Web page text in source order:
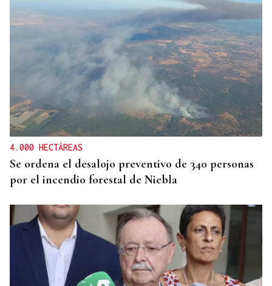
DISTRIBUIDORA FAMILIAR
Gaseosas Roca, medio siglo creciendo junto a
Valdeorras y Coca-Cola
4.000 HECTÁREAS
Se ordena el desalojo preventivo de 340 personas
por el incendio forestal de Niebla